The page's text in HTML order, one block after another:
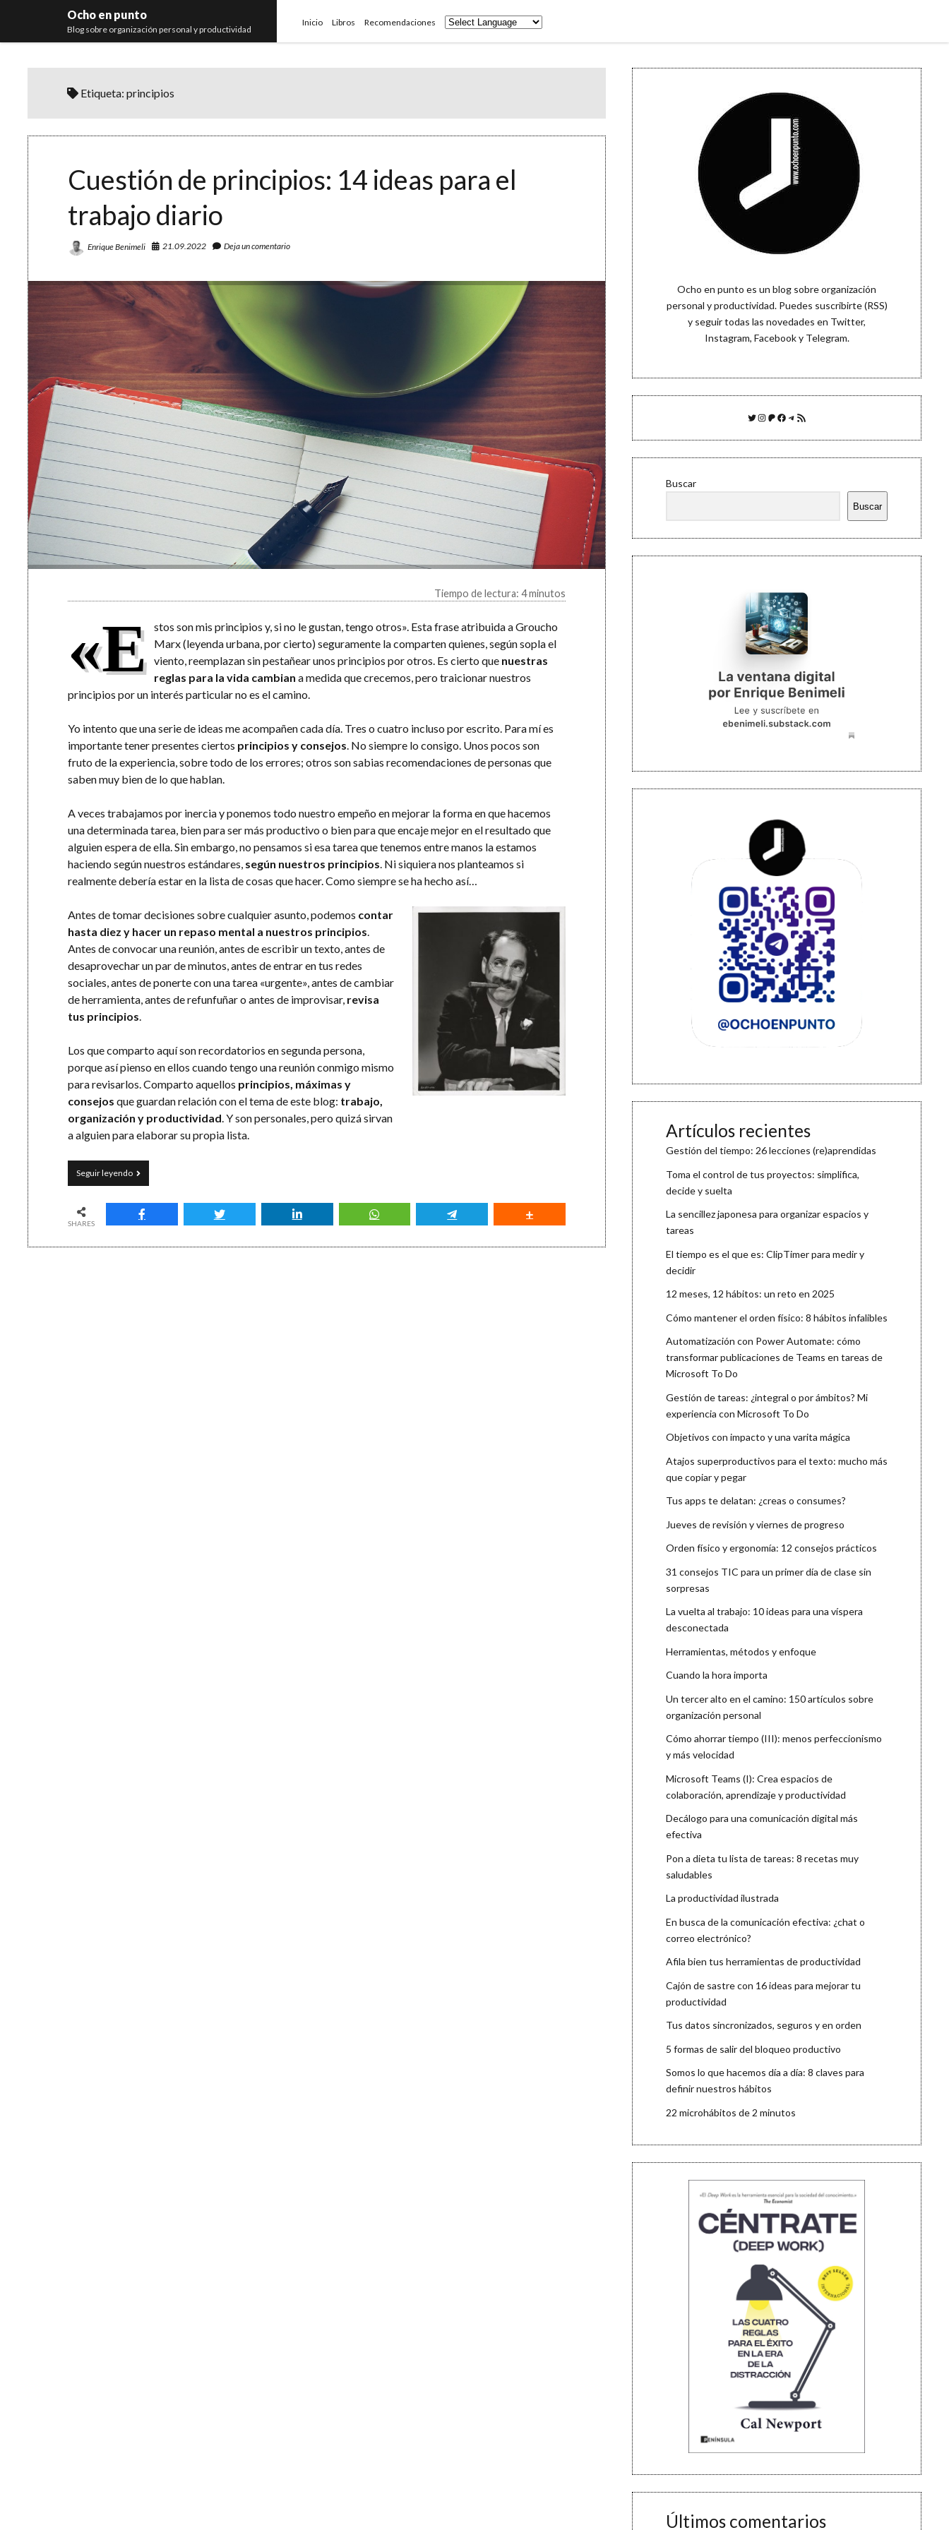
Ocho en punto
Blog sobre organización personal y productividad
Inicio Libros Recomendaciones
Etiqueta:principios
Cuestión de principios: 14 ideas para el
trabajo diario
Enrique Benimeli 21.09.2022 Deja un comentario
Tiempo de lectura: 4 minutos
«E stos son mis principios y, si no le gustan, tengo otros». Esta frase atribuida a Groucho
Marx (leyenda urbana, por cierto) seguramente la comparten quienes, según sopla el
viento, reemplazan sin pestañear unos principios por otros. Es cierto que nuestras
reglas para la vida cambian a medida que crecemos, pero traicionar nuestros
principios por un interés particular no es el camino.
Yo intento que una serie de ideas me acompañen cada día. Tres o cuatro incluso por escrito. Para mí es
importante tener presentes ciertos principios y consejos. No siempre lo consigo. Unos pocos son
fruto de la experiencia, sobre todo de los errores; otros son sabias recomendaciones de personas que
saben muy bien de lo que hablan.
A veces trabajamos por inercia y ponemos todo nuestro empeño en mejorar la forma en que hacemos
una determinada tarea, bien para ser más productivo o bien para que encaje mejor en el resultado que
alguien espera de ella. Sin embargo, no pensamos si esa tarea que tenemos entre manos la estamos
haciendo según nuestros estándares, según nuestros principios. Ni siquiera nos planteamos si
realmente debería estar en la lista de cosas que hacer. Como siempre se ha hecho así…
Antes de tomar decisiones sobre cualquier asunto, podemos contar
hasta diez y hacer un repaso mental a nuestros principios.
Antes de convocar una reunión, antes de escribir un texto, antes de
desaprovechar un par de minutos, antes de entrar en tus redes
sociales, antes de ponerte con una tarea «urgente», antes de cambiar
de herramienta, antes de refunfuñar o antes de improvisar, revisa
tus principios.
Los que comparto aquí son recordatorios en segunda persona,
porque así pienso en ellos cuando tengo una reunión conmigo mismo
para revisarlos. Comparto aquellos principios, máximas y
consejos que guardan relación con el tema de este blog: trabajo,
organización y productividad. Y son personales, pero quizá sirvan
a alguien para elaborar su propia lista.
Seguir leyendoCuestión
de
14
ideas
el
SHARES
Sidebar
Ocho en punto es un blog sobre organización
personal y productividad. Puedes suscribirte (RSS)
y seguir todas las novedades en Twitter,
Instagram, Facebooky Telegram.
Twitter
Instagram
Patreon
Facebook
Telegram
Feed RSS
Buscar
Buscar
Artículos recientes
Gestión del tiempo: 26 lecciones (re)aprendidas
Toma el control de tus proyectos: simplifica,
decide y suelta
La sencillez japonesa para organizar espacios y
tareas
El tiempo es el que es: ClipTimer para medir y
decidir
12 meses, 12 hábitos: un reto en 2025
Cómo mantener el orden físico: 8 hábitos infalibles
Automatización con Power Automate: cómo
transformar publicaciones de Teams en tareas de
Microsoft To Do
Gestión de tareas: ¿integral o por ámbitos? Mi
experiencia con Microsoft To Do
Objetivos con impacto y una varita mágica
Atajos superproductivos para el texto: mucho más
que copiar y pegar
Tus apps te delatan: ¿creas o consumes?
Jueves de revisión y viernes de progreso
Orden físico y ergonomía: 12 consejos prácticos
31 consejos TIC para un primer día de clase sin
sorpresas
La vuelta al trabajo: 10 ideas para una víspera
desconectada
Herramientas, métodos y enfoque
Cuando la hora importa
Un tercer alto en el camino: 150 artículos sobre
organización personal
Cómo ahorrar tiempo (III): menos perfeccionismo
y más velocidad
Microsoft Teams (I): Crea espacios de
colaboración, aprendizaje y productividad
Decálogo para una comunicación digital más
efectiva
Pon a dieta tu lista de tareas: 8 recetas muy
saludables
La productividad ilustrada
En busca de la comunicación efectiva: ¿chat o
correo electrónico?
Afila bien tus herramientas de productividad
Cajón de sastre con 16 ideas para mejorar tu
productividad
Tus datos sincronizados, seguros y en orden
5 formas de salir del bloqueo productivo
Somos lo que hacemos día a día: 8 claves para
definir nuestros hábitos
22 microhábitos de 2 minutos
Últimos comentarios